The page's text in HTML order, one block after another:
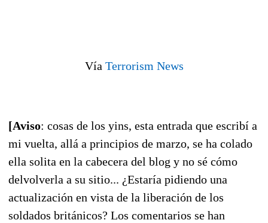
Vía Terrorism News
[Aviso: cosas de los yins, esta entrada que escribí a
mi vuelta, allá a principios de marzo, se ha colado
ella solita en la cabecera del blog y no sé cómo
delvolverla a su sitio... ¿Estaría pidiendo una
actualización en vista de la liberación de los
soldados británicos? Los comentarios se han